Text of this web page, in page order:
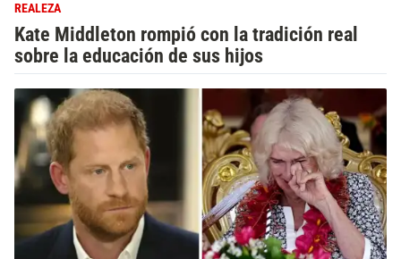
REALEZA
Kate Middleton rompió con la tradición real
sobre la educación de sus hijos